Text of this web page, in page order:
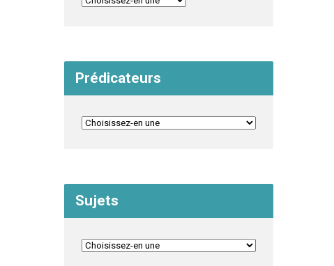
Prédicateurs
Sujets